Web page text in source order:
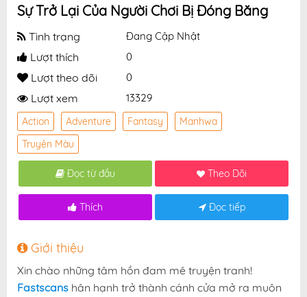
Sự Trở Lại Của Người Chơi Bị Đóng Băng
Tình trạng Đang Cập Nhật
Lượt thích 0
Lượt theo dõi 0
Lượt xem 13329
Action Adventure Fantasy
Manhwa
Truyện Màu
Đọc từ đầu Theo Dõi
Thích Đọc tiếp
Giới thiệu
Xin chào những tâm hồn đam mê truyện tranh!
Fastscans hân hạnh trở thành cánh cửa mở ra muôn